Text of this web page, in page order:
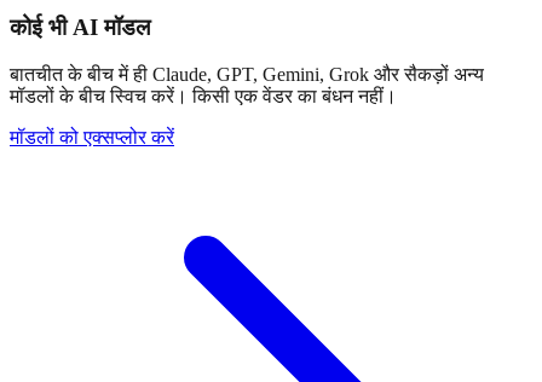
कोई भी AI मॉडल
बातचीत के बीच में ही Claude, GPT, Gemini, Grok और सैकड़ों अन्य
मॉडलों के बीच स्विच करें। किसी एक वेंडर का बंधन नहीं।
मॉडलों को एक्सप्लोर करें